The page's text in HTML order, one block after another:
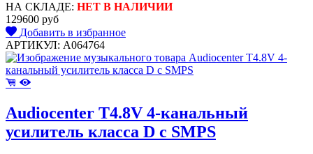
НА СКЛАДЕ: НЕТ В НАЛИЧИИ
129600 руб
Добавить в избранное
АРТИКУЛ: A064764
Audiocenter T4.8V 4-канальный
усилитель класса D c SMPS